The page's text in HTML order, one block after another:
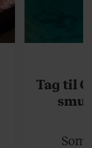
Tag til